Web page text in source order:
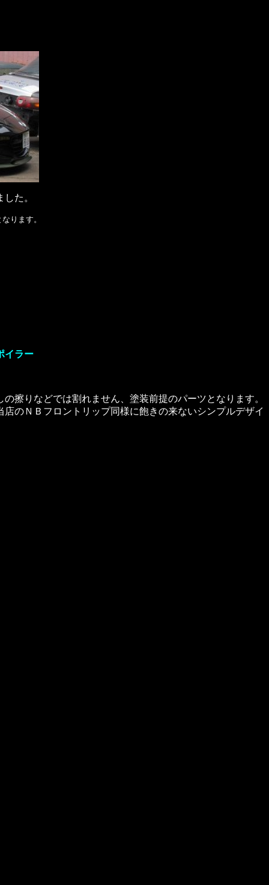
た。
ります。
イラー
擦りなどでは割れません、塗装前提のパーツとなります。
のＮＢフロントリップ同様に飽きの来ないシンプルデザイ